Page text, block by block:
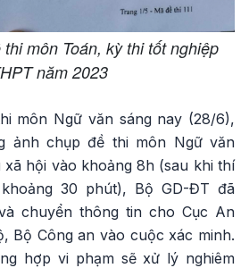
môn Toán, kỳ thi tốt nghiệp
năm 2023
môn Ngữ văn sáng nay (28/6),
ảnh chụp đề thi môn Ngữ văn
xã hội vào khoảng 8h (sau khi thí
30 phút), Bộ GD-ĐT đã
chuyển thông tin cho Cục An
Bộ Công an vào cuộc xác minh.
hợp vi phạm sẽ xử lý nghiêm